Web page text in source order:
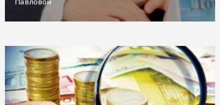
Павловой